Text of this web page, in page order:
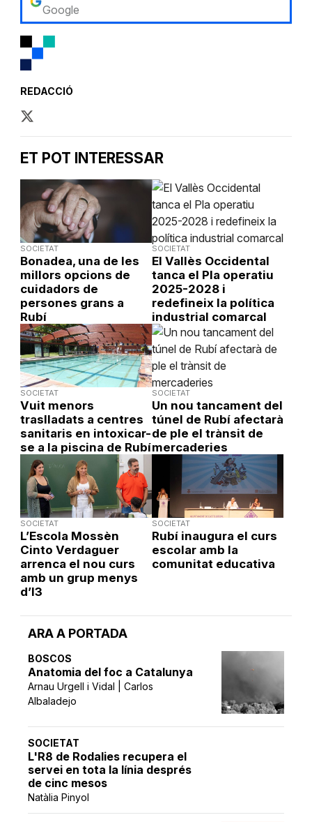
ARA A PORTADA
BOSCOS
Anatomia del foc a Catalunya
Arnau Urgell i Vidal | Carlos
Albaladejo
SOCIETAT
L'R8 de Rodalies recupera el
servei en tota la línia després
de cinc mesos
Natàlia Pinyol
Google
REDACCIÓ
ET POT INTERESSAR
SOCIETAT
Bonadea, una de les
millors opcions de
cuidadors de
persones grans a
Rubí
SOCIETAT
El Vallès Occidental
tanca el Pla operatiu
2025-2028 i
redefineix la política
industrial comarcal
SOCIETAT
Vuit menors
traslladats a centres
sanitaris en intoxicar-
se a la piscina de Rubí
SOCIETAT
Un nou tancament del
túnel de Rubí afectarà
de ple el trànsit de
mercaderies
SOCIETAT
L’Escola Mossèn
Cinto Verdaguer
arrenca el nou curs
amb un grup menys
d’I3
SOCIETAT
Rubí inaugura el curs
escolar amb la
comunitat educativa